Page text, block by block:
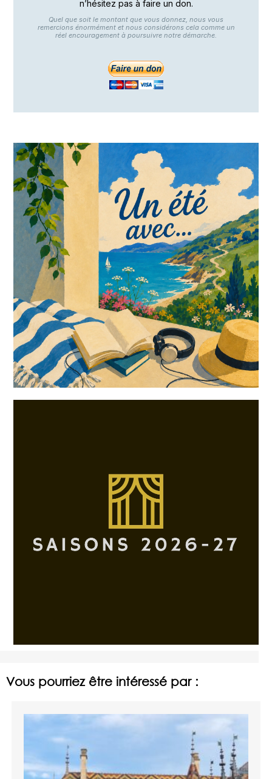
n’hésitez pas à faire un don.
Quel que soit le montant que vous donnez, nous vous
remercions énormément et nous considérons cela comme un
réel encouragement à poursuivre notre démarche.
Vous pourriez être intéressé par :